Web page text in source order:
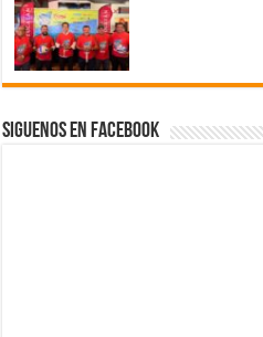
Siguenos en Facebook